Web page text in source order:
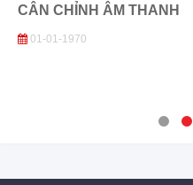
CÂN CHỈNH ÂM THANH
01-01-1970